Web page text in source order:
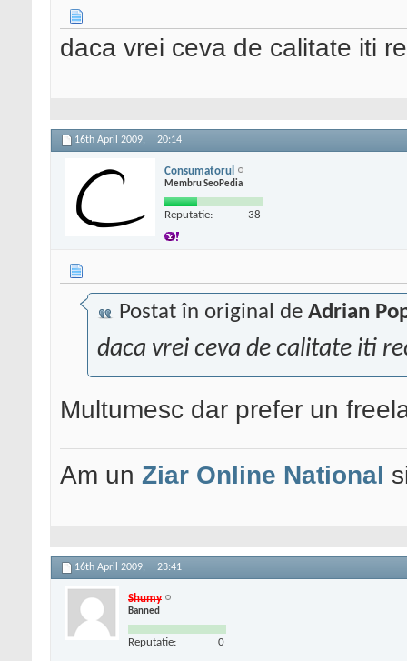
daca vrei ceva de calitate iti
16th April 2009, 20:14
Consumatorul
Membru SeoPedia
Reputatie: 38
Postat în original de Adrian
daca vrei ceva de calitate iti
Multumesc dar prefer un
Am un Ziar Online National
16th April 2009, 23:41
Shumy
Banned
Reputatie: 0